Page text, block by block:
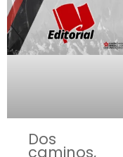
Dos
caminos,